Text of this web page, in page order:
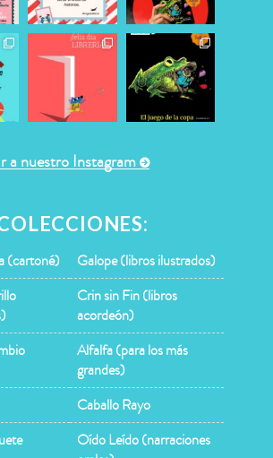
a nuestro Instagram
(cartoné)
Galope (libros ilustrados)
Crin sin Fin (libros
acordeón)
Alfalfa (para los más
grandes)
Caballo Rayo
Oído Leído (narraciones